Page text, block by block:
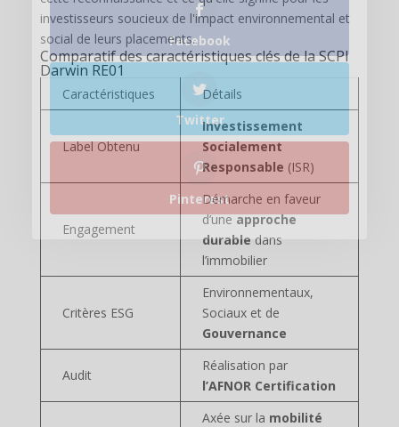
Comparatif des caractéristiques clés de la SCPI
Darwin RE01
Caractéristiques Détails
Label Obtenu
Investissement
Socialement
Responsable (ISR)
Engagement
Démarche en faveur
d’uneapproche
durable dans
l’immobilier
Critères ESG
Environnementaux,
Sociaux et de
Gouvernance
Audit
Réalisation par
l’AFNOR Certification
Axée sur la mobilité
Facebook
Twitter
Pinterest